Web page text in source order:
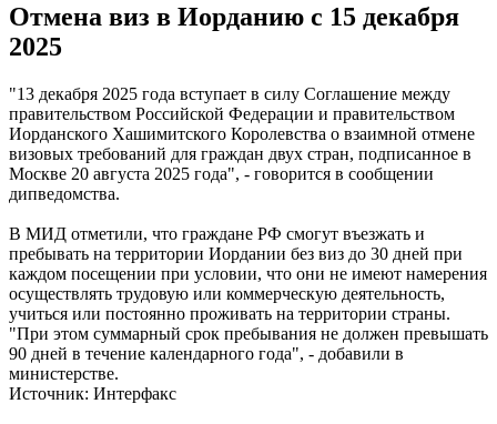
Отмена виз в Иорданию с 15 декабря
2025
"13 декабря 2025 года вступает в силу Соглашение между
правительством Российской Федерации и правительством
Иорданского Хашимитского Королевства о взаимной отмене
визовых требований для граждан двух стран, подписанное в
Москве 20 августа 2025 года", - говорится в сообщении
дипведомства.
В МИД отметили, что граждане РФ смогут въезжать и
пребывать на территории Иордании без виз до 30 дней при
каждом посещении при условии, что они не имеют намерения
осуществлять трудовую или коммерческую деятельность,
учиться или постоянно проживать на территории страны.
"При этом суммарный срок пребывания не должен превышать
90 дней в течение календарного года", - добавили в
министерстве.
Источник: Интерфакс